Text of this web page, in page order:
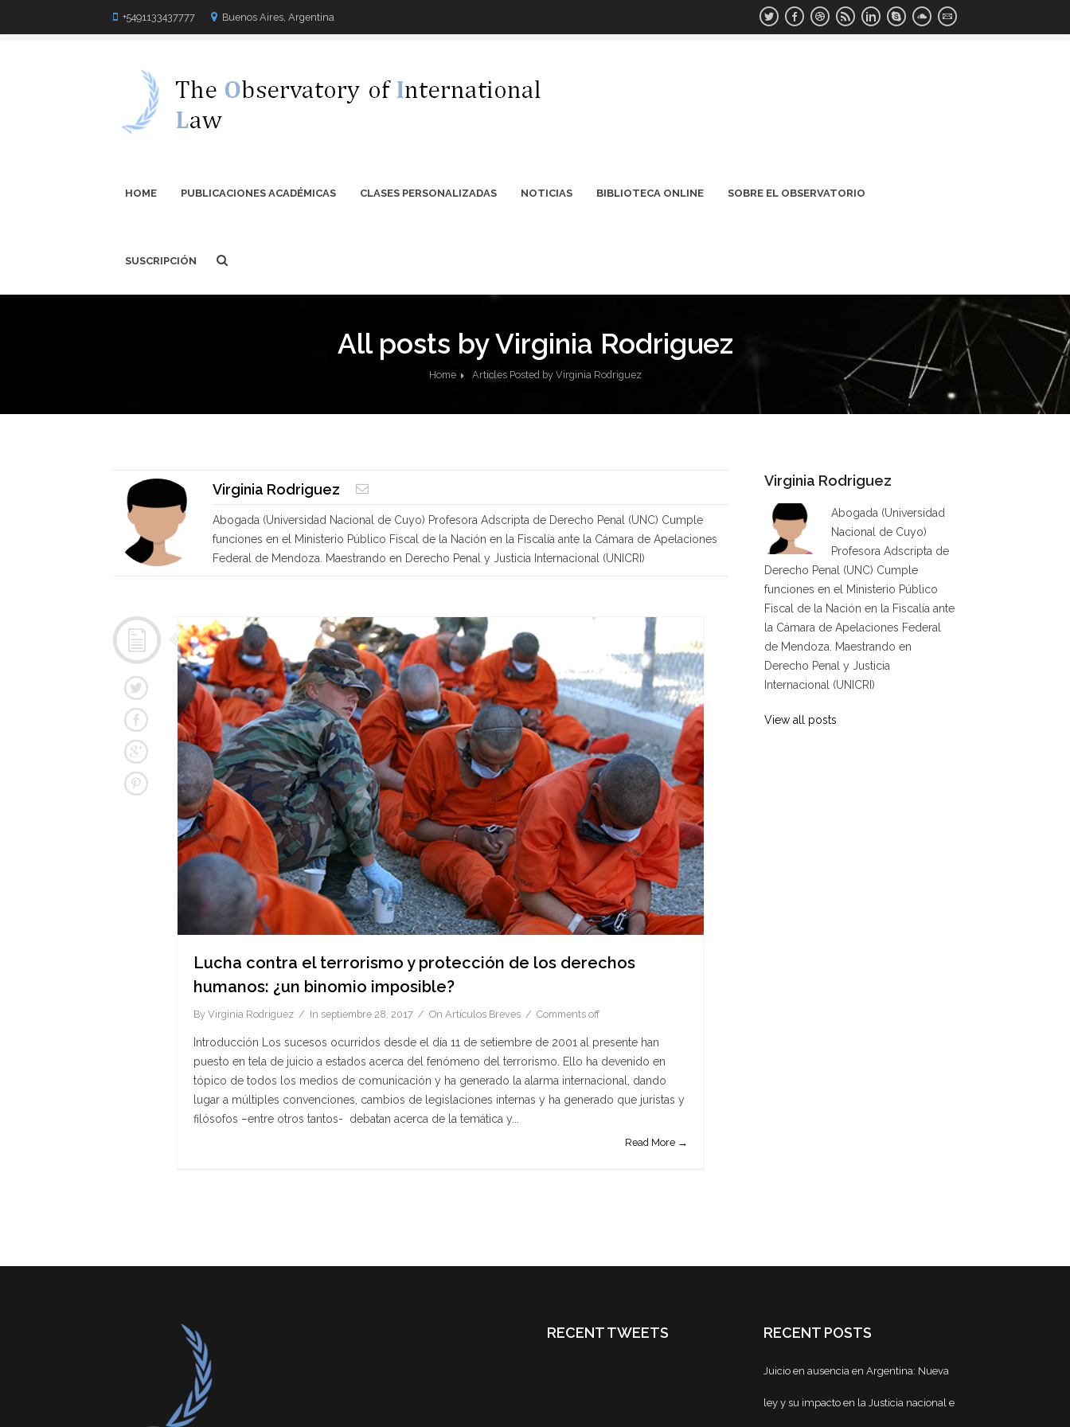
+5491133437777 Buenos Aires, Argentina
HOME PUBLICACIONES ACADÉMICAS CLASES PERSONALIZADAS NOTICIAS BIBLIOTECA ONLINE SOBRE EL OBSERVATORIO
SUSCRIPCIÓN
All posts by Virginia Rodriguez
Home Articles Posted by Virginia Rodriguez
Virginia Rodriguez
Abogada (Universidad Nacional de Cuyo) Profesora Adscripta de Derecho Penal (UNC) Cumple
funciones en el Ministerio Público Fiscal de la Nación en la Fiscalía ante la Cámara de Apelaciones
Federal de Mendoza. Maestrando en Derecho Penal y Justicia Internacional (UNICRI)
Lucha contra el terrorismo y protección de los derechos
humanos: ¿un binomio imposible?
By Virginia Rodriguez In septiembre 28, 2017 On Artículos Breves Comments off
Introducción Los sucesos ocurridos desde el día 11 de setiembre de 2001 al presente han
puesto en tela de juicio a estados acerca del fenómeno del terrorismo. Ello ha devenido en
tópico de todos los medios de comunicación y ha generado la alarma internacional, dando
lugar a múltiples convenciones, cambios de legislaciones internas y ha generado que juristas y
filósofos –entre otros tantos- debatan acerca de la temática y...
Read More →
Virginia Rodriguez
Abogada (Universidad
Nacional de Cuyo)
Profesora Adscripta de
Derecho Penal (UNC) Cumple
funciones en el Ministerio Público
Fiscal de la Nación en la Fiscalía ante
la Cámara de Apelaciones Federal
de Mendoza. Maestrando en
Derecho Penal y Justicia
Internacional (UNICRI)
View all posts
RECENT TWEETS RECENT POSTS
Juicio en ausencia en Argentina: Nueva
ley y su impacto en la Justicia nacional e